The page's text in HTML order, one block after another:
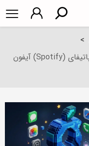
>
راهنمای جامع خرید اشتراک و نصب اسپاتیفای (Spotify) آیفون